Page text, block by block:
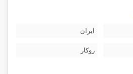
ایران
روکار